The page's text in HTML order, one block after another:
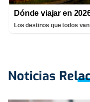
Dónde viajar en
Los destinos que todos
Noticias